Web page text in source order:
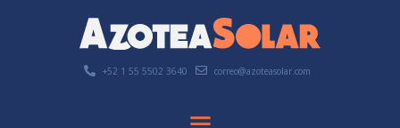
+52 1 55 5502 3640 correo@azoteasolar.com